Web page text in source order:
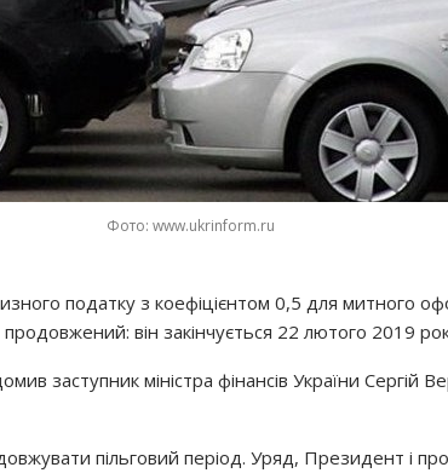
Фото: www.ukrinform.ru
податку з коефіцієнтом 0,5 для митного
він закінчується 22 лютого 2019
заступник міністра фінансів України Сергій
пільговий період. Уряд, Президент і